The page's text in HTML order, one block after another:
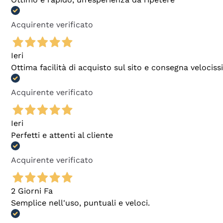
Acquirente verificato
Ieri
Ottima facilità di acquisto sul sito e consegna
Acquirente verificato
Ieri
Perfetti e attenti al cliente
Acquirente verificato
2 Giorni Fa
Semplice nell'uso, puntuali e veloci.